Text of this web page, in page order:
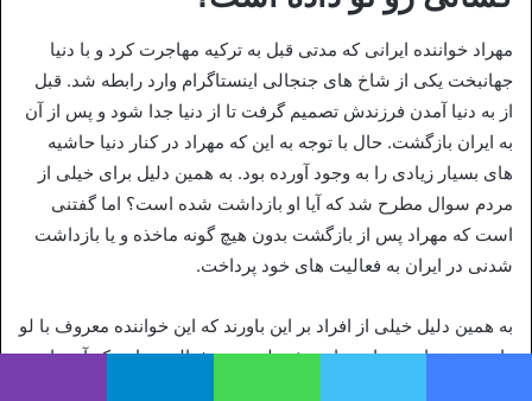
مهراد خواننده ایرانی که مدتی قبل به ترکیه مهاجرت کرد و با دنیا
جهانبخت یکی از شاخ‌ های جنجالی اینستاگرام وارد رابطه شد. قبل
از به دنیا آمدن فرزندش تصمیم گرفت تا از دنیا جدا شود و پس از آن
به ایران بازگشت. حال با توجه به این که مهراد در کنار دنیا حاشیه‌
های بسیار زیادی را به وجود آورده بود. به همین دلیل برای خیلی از
مردم سوال مطرح شد که آیا او بازداشت شده است؟ اما گفتنی
است که مهراد پس از بازگشت بدون هیچ گونه ماخذه و یا بازداشت
شدنی در ایران به فعالیت‌ های خود پرداخت.
به همین دلیل خیلی از افراد بر این باورند که این خواننده معروف با لو
دادن برخی از مدیران سایت شرط بندی و فعالیت‌ هایی که آن ها